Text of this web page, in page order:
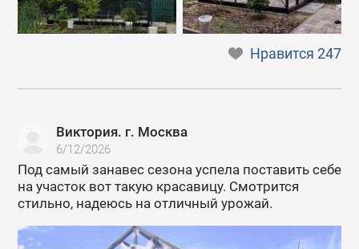
Нравится247
Виктория. г. Москва
6/12/2026
Под самый занавес сезона успела поставить себе
на участок вот такую красавицу. Смотрится
стильно, надеюсь на отличный урожай.